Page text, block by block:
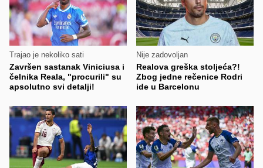
Trajao je nekoliko sati
Završen sastanak Viniciusa i
čelnika Reala, "procurili" su
apsolutno svi detalji!
Nije zadovoljan
Realova greška stoljeća?!
Zbog jedne rečenice Rodri
ide u Barcelonu